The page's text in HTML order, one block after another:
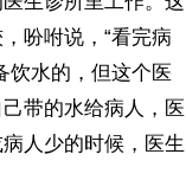
吩咐说，“看完病
饮水的，但这个医
带的水给病人，医
人少的时候，医生